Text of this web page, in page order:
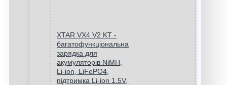
XTAR VX4 V2 KT -
багатофункціональна
зарядка для
акумуляторів NiMH,
Li-ion, LiFePO4,
підтримка Li-ion 1.5V,